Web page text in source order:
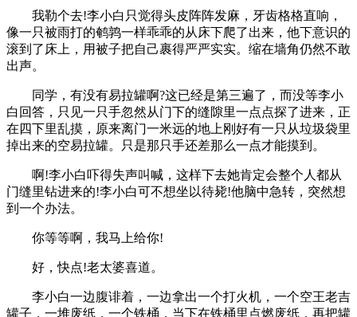
我勒个去!李小白只觉得头皮阵阵发麻，牙齿格格直响，
像一只被雨打的鹌鹑一样乖乖的从床下爬了出来，他下意识的
滚到了床上，用被子把自己裹得严严实实。缩在墙角仍然不敢
出声。
同学，有没有易拉罐啊?这已经是第三遍了，而没等李小
白回答，只见一只手忽然从门下的缝隙里一点点探了进来，正
在四下里乱摸，原来离门一米远的地上刚好有一只从垃圾袋里
掉出来的空易拉罐。只是那只手还差那么一点才能摸到。
啊!李小白吓得失声叫喊，这样下去她肯定会整个人都从
门缝里钻进来的!李小白可不想坐以待毙!他脑中急转，突然想
到一个办法。
你等等啊，我马上给你!
好，快点!老太婆喜道。
李小白一边腹诽着，一边拿出一个打火机，一个空王老吉
罐子，一堆废纸，一个铁桶，当下在铁桶里点燃废纸，再把罐